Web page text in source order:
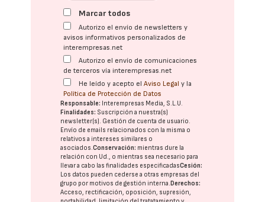
Marcar todos
Autorizo el envío de newsletters y
avisos informativos personalizados de
interempresas.net
Autorizo el envío de comunicaciones
de terceros vía interempresas.net
He leído y acepto elAviso Legal y la
Política de Protección de Datos
Responsable: Interempresas Media, S.L.U.
Finalidades: Suscripción a nuestra(s)
newsletter(s). Gestión de cuenta de usuario.
Envío de emails relacionados con la misma o
relativos a intereses similares o
asociados.Conservación: mientras dure la
relación con Ud., o mientras sea necesario para
llevar a cabo las finalidades especificadasCesión:
Los datos pueden cederse a otras empresas del
grupo por motivos de gestión interna. Derechos:
Acceso, rectificación, oposición, supresión,